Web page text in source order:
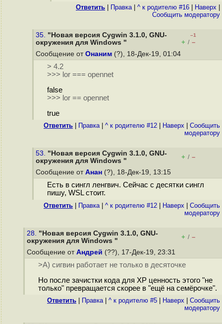
Ответить Правка| ^ к родителю #16 Наверх
Cообщить модератору
35. "Новая версия Cygwin 3.1.0, GNU-
окружения для Windows "
–1
+ / –
Сообщение от Онаним (?), 18-Дек-19, 01:04
> 4.2
>>> lor === opennet
false
>>> lor == opennet
true
Ответить Правка| ^ к родителю #12 Наверх
Cообщить
модератору
53. "Новая версия Cygwin 3.1.0, GNU-
окружения для Windows "
+ / –
Сообщение от Анан (?), 18-Дек-19, 13:15
Есть в сингл ленгвич. Сейчас с десятки сингл
пишу, WSL стоит.
Ответить Правка| ^ к родителю #12 Наверх
Cообщить
модератору
28. "Новая версия Cygwin 3.1.0, GNU-
окружения для Windows "
+ / –
Сообщение от Андрей (??), 17-Дек-19, 23:31
>А) сигвин работает не только в десяточке
Но после зачистки кода для XP ценность этого "не
только" превращается скорее в "ещё на семёрочке".
Ответить Правка| ^ к родителю #5 Наверх
Cообщить
модератору